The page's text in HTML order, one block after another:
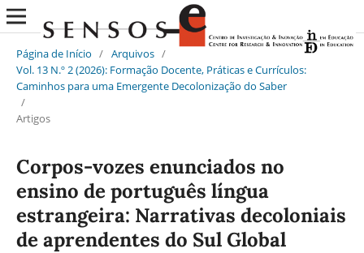
Página de Início / Arquivos /
Vol. 13 N.º 2 (2026): Formação Docente, Práticas e Currículos:
Caminhos para uma Emergente Decolonização do Saber
/
Artigos
Corpos-vozes enunciados no
ensino de português língua
estrangeira: Narrativas decoloniais
de aprendentes do Sul Global